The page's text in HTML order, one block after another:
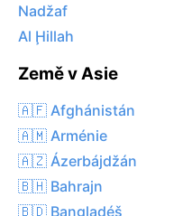
Nadžaf
Al Ḩillah
Země v Asie
🇦🇫 Afghánistán
🇦🇲 Arménie
🇦🇿 Ázerbájdžán
🇧🇭 Bahrajn
🇧🇩 Bangladéš